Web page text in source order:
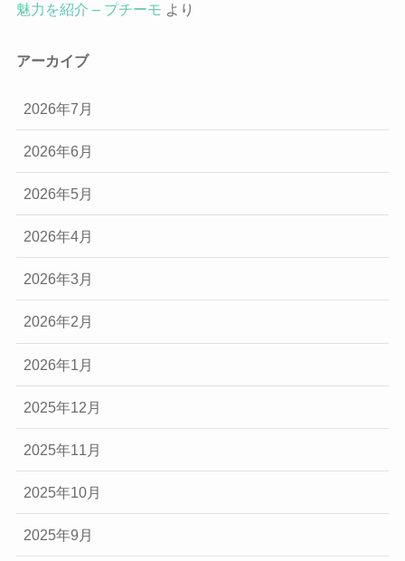
魅力を紹介 – プチーモ より
アーカイブ
2026年7月
2026年6月
2026年5月
2026年4月
2026年3月
2026年2月
2026年1月
2025年12月
2025年11月
2025年10月
2025年9月